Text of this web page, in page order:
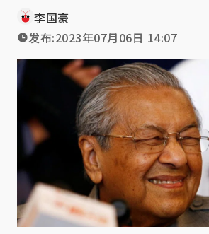
李国豪
发布:2023年07月06日 14:07